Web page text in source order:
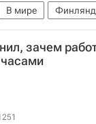
В мире
зачем